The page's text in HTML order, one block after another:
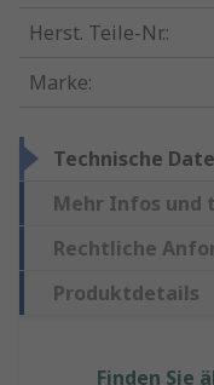
Herst. Teile-Nr.:
Marke:
Technische
Mehr Infos und
Rechtliche
Produktdetails
Finden Sie